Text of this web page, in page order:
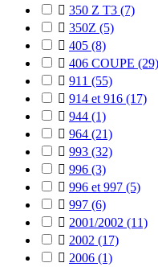
 350 Z T3 (7)
 350Z (5)
 405 (8)
 406 COUPE (29)
 911 (55)
 914 et 916 (17)
 944 (1)
 964 (21)
 993 (32)
 996 (3)
 996 et 997 (5)
 997 (6)
 2001/2002 (11)
 2002 (17)
 2006 (1)